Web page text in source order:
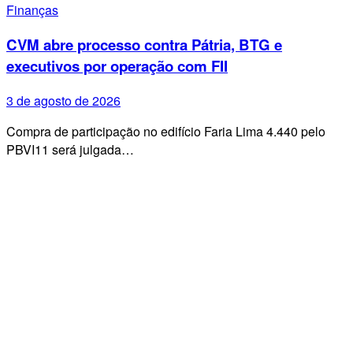
Finanças
CVM abre processo contra Pátria, BTG e
executivos por operação com FII
3 de agosto de 2026
Compra de participação no edifício Faria Lima 4.440 pelo
PBVI11 será julgada…